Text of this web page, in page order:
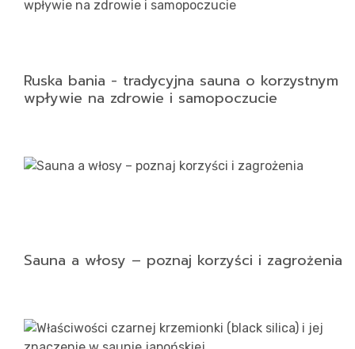
Ruska bania - tradycyjna sauna o korzystnym
wpływie na zdrowie i samopoczucie
Sauna a włosy – poznaj korzyści i zagrożenia